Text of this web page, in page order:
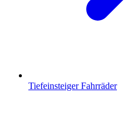
Tiefeinsteiger Fahrräder